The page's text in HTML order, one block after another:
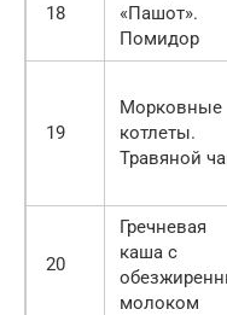
18
«Пашот».
Помидор
19
Морковные
котлеты.
Травяной
20
Гречневая
каша с
молоком